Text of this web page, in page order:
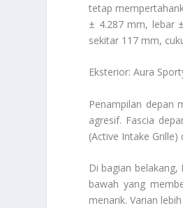
tetap
± 4.287 mm, lebar
sekitar 117 mm,
Eksterior: Aura
Penampilan depan
agresif. Fascia
(Active Intake
Di bagian
bawah yang
menarik. Varian